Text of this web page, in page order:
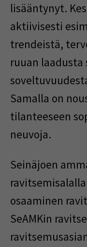
lisääntynyt.
aktiivisesti
trendeistä,
ruuan laadusta
Samalla on
tilanteeseen
neuvoja.
Seinäjoen
osaaminen
SeAMKin